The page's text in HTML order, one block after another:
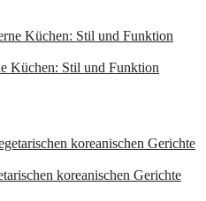
Küchen: Stil und Funktion
koreanischen Gerichte